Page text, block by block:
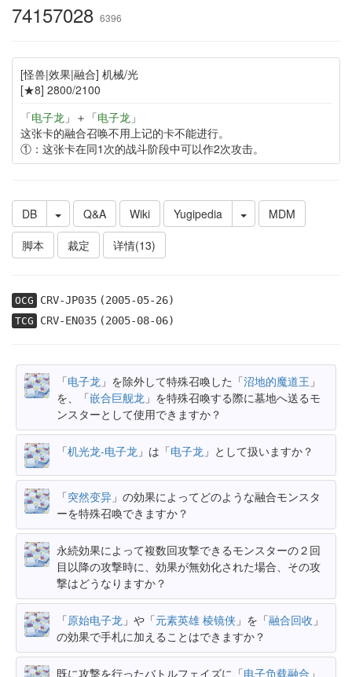
74157028 6396
[怪兽|效果|融合] 机械/光
[★8] 2800/2100
「电子龙 」＋「电子龙 」
这张卡的融合召唤不用上记的卡不能进行。
①：这张卡在同1次的战斗阶段中可以作2次攻击。
DB Q&A Wiki Yugipedia
MDM
脚本
裁定 详情(13)
OCG CRV-JP035(2005-05-26)
TCG CRV-EN035(2005-08-06)
「电子龙 」を除外して特殊召喚した「沼地的魔道王 」
を、「嵌合巨舰龙 」を特殊召喚する際に墓地へ送るモ
ンスターとして使用できますか？
「机光龙-电子龙 」は「电子龙 」として扱いますか？
「突然变异 」の効果によってどのような融合モンスタ
ーを特殊召喚できますか？
永続効果によって複数回攻撃できるモンスターの２回
目以降の攻撃時に、効果が無効化された場合、その攻
撃はどうなりますか？
「原始电子龙 」や「元素英雄 棱镜侠 」を「融合回收 」
の効果で手札に加えることはできますか？
既に攻撃を行ったバトルフェイズに「电子负载融合 」